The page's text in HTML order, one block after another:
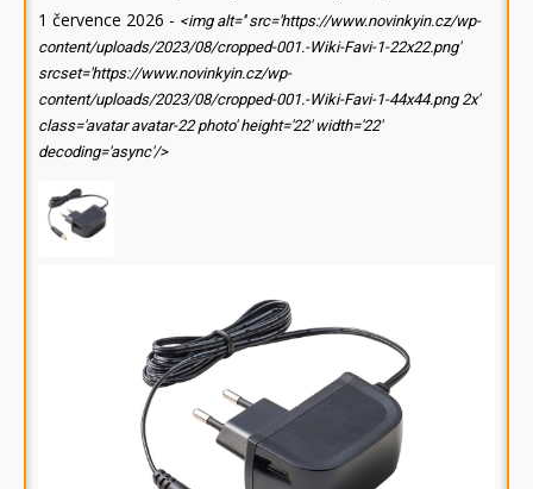
1 července 2026 - <img alt='' src='https://www.novinkyin.cz/wp-
content/uploads/2023/08/cropped-001.-Wiki-Favi-1-22x22.png'
srcset='https://www.novinkyin.cz/wp-
content/uploads/2023/08/cropped-001.-Wiki-Favi-1-44x44.png 2x'
class='avatar avatar-22 photo' height='22' width='22'
decoding='async'/>